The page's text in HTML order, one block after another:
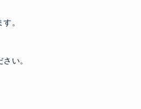
。
い。